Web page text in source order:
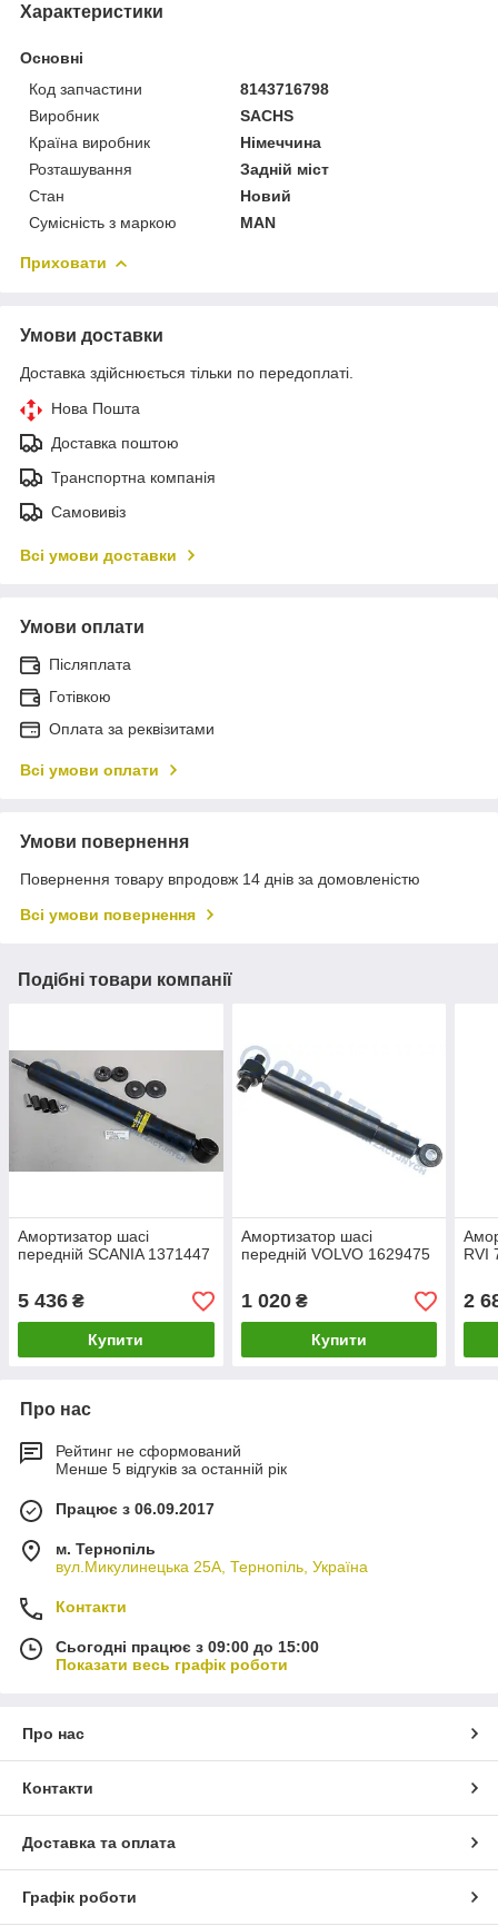
Характеристики
Основні
Код запчастини
8143716798
Виробник
SACHS
Країна виробник
Німеччина
Розташування
Задній міст
Стан
Новий
Сумісність з маркою
MAN
Приховати
Умови доставки
Доставка здійснюється тільки по передоплаті.
Нова Пошта
Доставка поштою
Транспортна компанія
Самовивіз
Всі умови доставки
Умови оплати
Післяплата
Готівкою
Оплата за реквізитами
Всі умови оплати
Умови повернення
Повернення товару впродовж 14 днів за домовленістю
Всі умови повернення
Подібні товари компанії
Амортизатор шасі
передній SCANIA 1371447
5 436 ₴
Купити
Амортизатор шасі
передній VOLVO 1629475
1 020₴
Купити
RVI
2
Про нас
Рейтинг не сформований
Менше 5 відгуків за останній рік
Працює з 06.09.2017
м. Тернопіль
вул.Микулинецька 25А, Тернопіль, Україна
Контакти
Сьогодні працює з 09:00 до 15:00
Показати весь графік роботи
Про нас
Контакти
Доставка та оплата
Графік роботи